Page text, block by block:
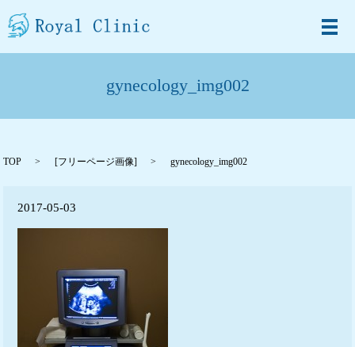
メ
gynecology_img002
TOP [フリーページ画像] gynecology_img002
2017-05-03